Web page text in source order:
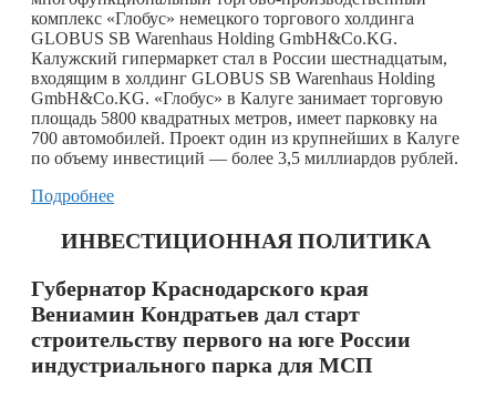
комплекс «Глобус» немецкого торгового холдинга
GLOBUS SB Warenhaus Holding GmbH&Co.KG.
Калужский гипермаркет стал в России шестнадцатым,
входящим в холдинг GLOBUS SB Warenhaus Holding
GmbH&Co.KG. «Глобус» в Калуге занимает торговую
площадь 5800 квадратных метров, имеет парковку на
700 автомобилей. Проект один из крупнейших в Калуге
по объему инвестиций — более 3,5 миллиардов рублей.
Подробнее
ИНВЕСТИЦИОННАЯ ПОЛИТИКА
Губернатор Краснодарского края
Вениамин Кондратьев дал старт
строительству первого на юге России
индустриального парка для МСП